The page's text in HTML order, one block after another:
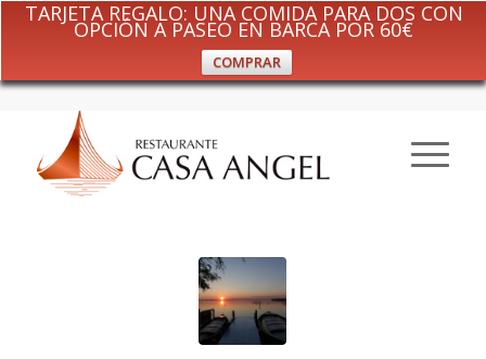
TARJETA REGALO: UNA COMIDA PARA DOS CON
OPCIÓN A PASEO EN BARCA POR 60€
COMPRAR